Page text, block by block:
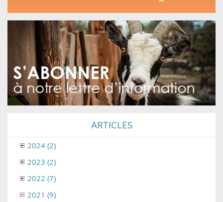
ARTICLES
2024 (2)
2023 (2)
2022 (7)
2021 (9)